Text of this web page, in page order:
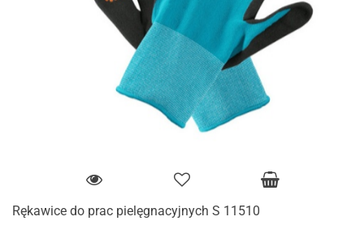
Rękawice do prac pielęgnacyjnych S 11510